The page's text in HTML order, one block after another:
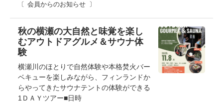
会員からのお知らせ
秋の横瀬の大自然と味覚を楽し
むアウトドアグルメ＆サウナ体
験
横瀬川のほとりで自然体験や本格焚火バー
ベキューを楽しみながら、フィンランドか
らやってきたサウナテントの体験ができる
1ＤＡＹツアー■日時